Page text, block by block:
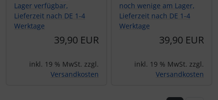
Lager verfügbar,
Lieferzeit nach DE 1-4
Werktage
39,90 EUR
inkl. 19 % MwSt. zzgl.
Versandkosten
noch wenige am Lager,
Lieferzeit nach DE 1-4
Werktage
39,90 EUR
inkl. 19 % MwSt. zzgl.
Versandkosten